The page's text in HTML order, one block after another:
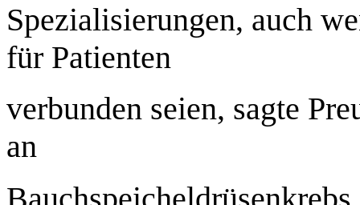
Spezialisierungen, auch
für Patienten
verbunden seien, sagte
an